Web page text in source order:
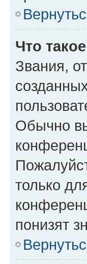
Что
Звания,
Обычно
только
понизят